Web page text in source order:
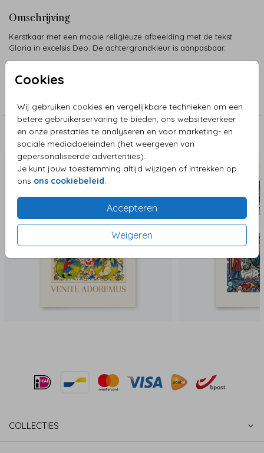
Cookies
Wij gebruiken cookies en vergelijkbare technieken om een
betere gebruikerservaring te bieden, ons websiteverkeer
en onze prestaties te analyseren en voor marketing- en
sociale mediadoeleinden (het weergeven van
gepersonaliseerde advertenties).
Je kunt jouw toestemming altijd wijzigen of intrekken op
ons ons cookiebeleid
Accepteren
Weigeren
Omschrijving
Kerstkaar met een mooie religieuze afbeelding met de tekst
Gloria in excelsis Deo. De achtergrondkleur is aanpasbaar.
Collectie
Aanbevolen
COLLECTIES